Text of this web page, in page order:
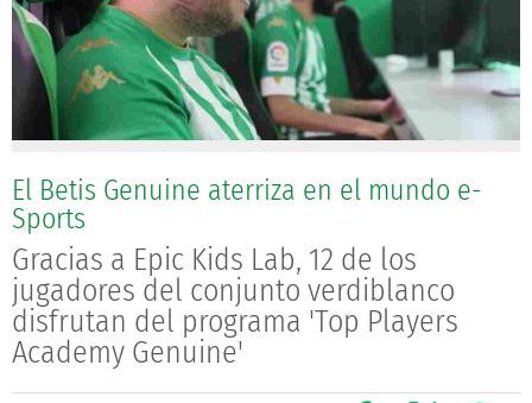
El Betis Genuine aterriza en el mundo e-
Sports
Gracias a Epic Kids Lab, 12 de los
jugadores del conjunto verdiblanco
disfrutan del programa 'Top Players
Academy Genuine'